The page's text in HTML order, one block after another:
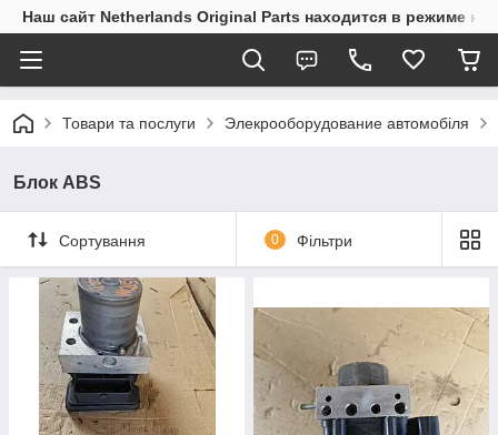
Наш сайт Netherlands Original Parts находится в режиме
Товари та послуги Элекрооборудование автомобіля
Блок ABS
Сортування 0 Фільтри